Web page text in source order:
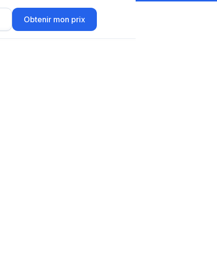
Obtenir mon prix